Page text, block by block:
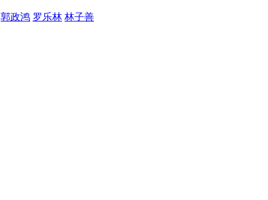
郭政鸿 罗乐林 林子善